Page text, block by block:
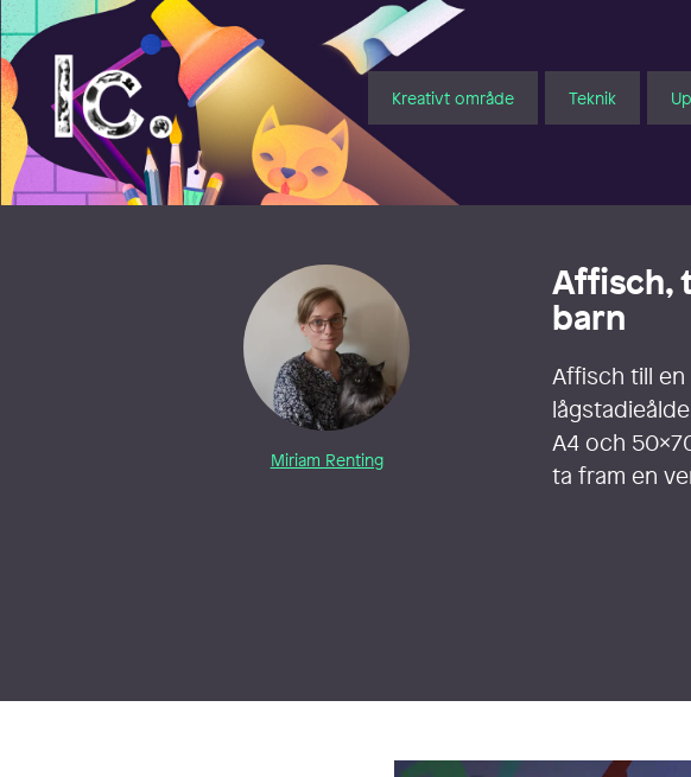
Illustratörcentrum
Kreativt område Teknik
Miriam Renting
Affisch,
barn
Affisch till
A4 och
ta fram en